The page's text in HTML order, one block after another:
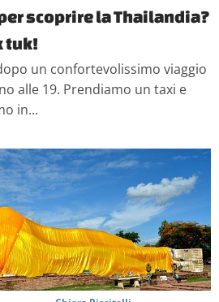
scoprire la Thailandia?
tuk!
un confortevolissimo viaggio
alle 19. Prendiamo un taxi e
in...